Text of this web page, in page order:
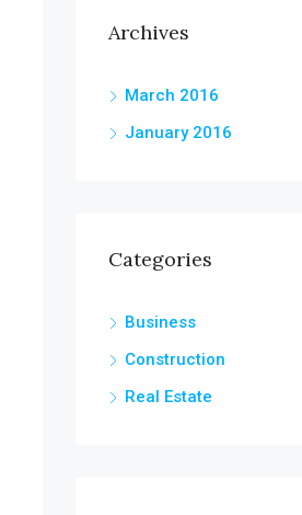
Archives
March 2016
January 2016
Categories
Business
Construction
Real Estate